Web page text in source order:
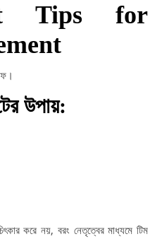
Tips for
উপায়:
করে নয়, বরং নেতৃত্বের মাধ্যমে টিম